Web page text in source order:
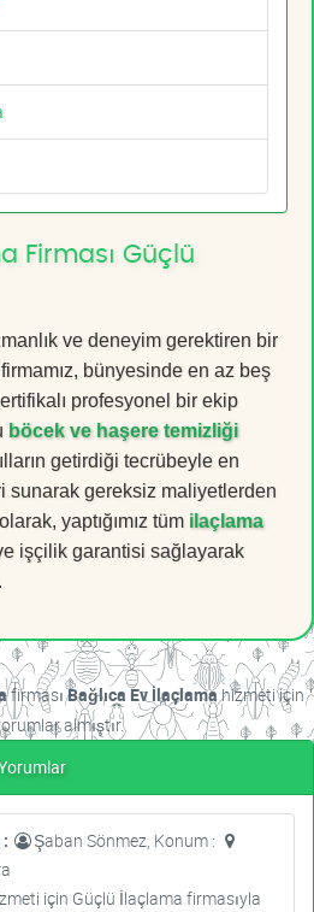
Firması Güçlü
ve deneyim gerektiren bir
bünyesinde en az beş
profesyonel bir ekip
böcek ve haşere temizliği
getirdiği tecrübeyle en
sunarak gereksiz maliyetlerden
yaptığımız tüm ilaçlama
işçilik garantisi sağlayarak
firmasıBağlıca Ev İlaçlamahizmeti için
almıştır.
Şaban Sönmez, Konum :
için Güçlü İlaçlama firmasıyla